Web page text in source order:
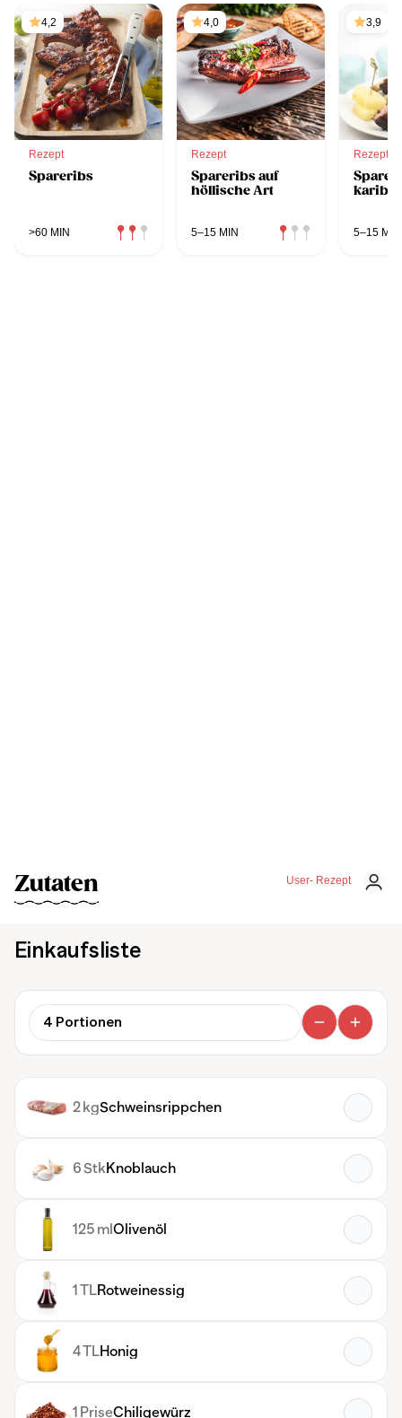
4,2
Rezept
Spareribs
>60 MIN
4,0
Rezept
Spareribs auf
höllische Art
5–15 MIN
3,9
Rezept
5–15 MIN
User- Rezept
Zutaten